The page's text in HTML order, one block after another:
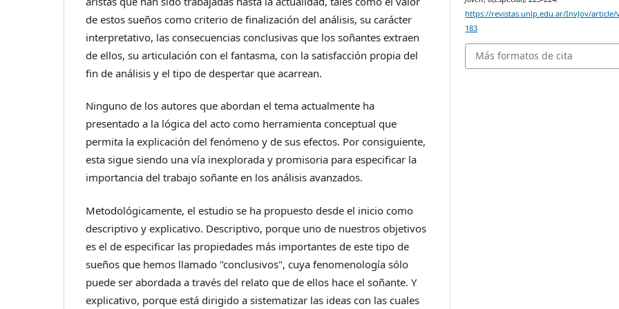
de estos sueños como criterio de finalización del análisis, su carácter
interpretativo, las consecuencias conclusivas que los soñantes extraen
de ellos, su articulación con el fantasma, con la satisfacción propia del
fin de análisis y el tipo de despertar que acarrean.
Ninguno de los autores que abordan el tema actualmente ha
presentado a la lógica del acto como herramienta conceptual que
permita la explicación del fenómeno y de sus efectos. Por consiguiente,
esta sigue siendo una vía inexplorada y promisoria para especificar la
importancia del trabajo soñante en los análisis avanzados.
Metodológicamente, el estudio se ha propuesto desde el inicio como
descriptivo y explicativo. Descriptivo, porque uno de nuestros objetivos
es el de especificar las propiedades más importantes de este tipo de
sueños que hemos llamado "conclusivos", cuya fenomenología sólo
puede ser abordada a través del relato que de ellos hace el soñante. Y
explicativo, porque está dirigido a sistematizar las ideas con las cuales
https://revistas.unlp.edu.ar/InvJov/article/
183
Más formatos de cita